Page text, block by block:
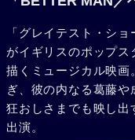
「グレイテスト・シ
がイギリスのポップ
描くミュージカル映
ぎ、彼の内なる葛藤
狂おしさまでも映し
出演。